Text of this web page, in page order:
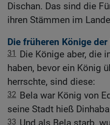
Dischan. Das sind die
ihren Stämmen im
Die früheren Könige
31
Die Könige aber, die
haben, bevor ein König
herrschte, sind diese:
32 Bela war König von
seine Stadt hieß
33